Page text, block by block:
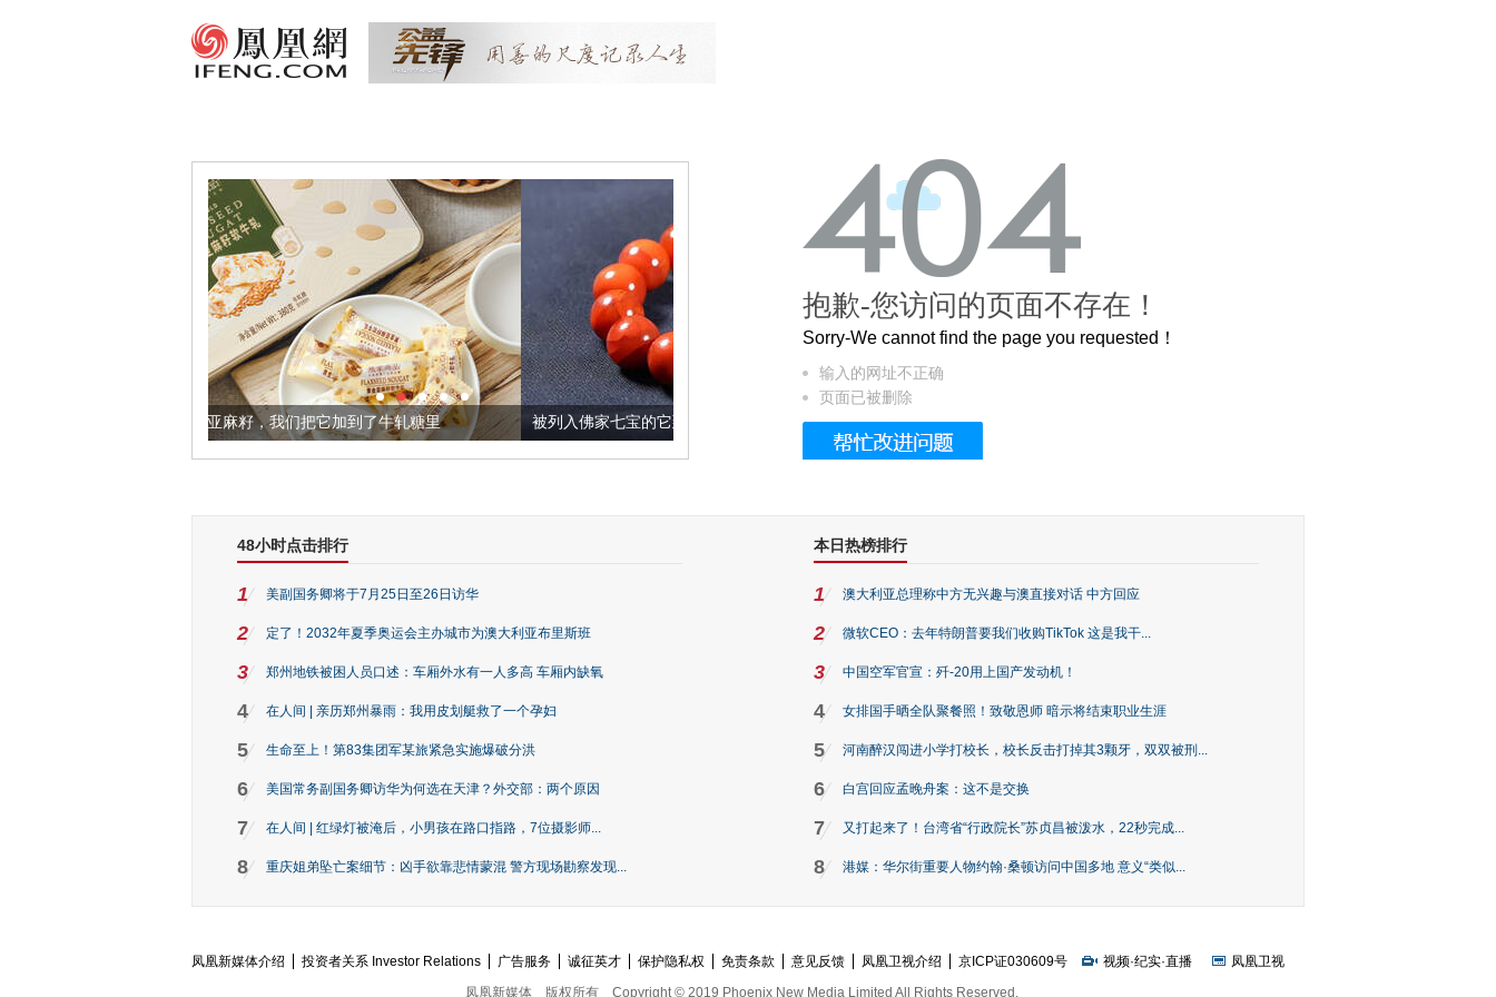
更健康的黄金亚麻籽，我们把它加到了牛轧糖里 被列入佛家七宝的它到底有多美？ 这个3.2米的长卷，还原了600岁的紫禁城
抱歉-您访问的页面不存在！
Sorry-We cannot find the page you requested！
输入的网址不正确
页面已被删除
48小时点击排行
1 美副国务卿将于7月25日至26日访华
2 定了！2032年夏季奥运会主办城市为澳大利亚布里斯班
3 郑州地铁被困人员口述：车厢外水有一人多高 车厢内缺氧
4 在人间 | 亲历郑州暴雨：我用皮划艇救了一个孕妇
5 生命至上！第83集团军某旅紧急实施爆破分洪
6 美国常务副国务卿访华为何选在天津？外交部：两个原因
7 在人间 | 红绿灯被淹后，小男孩在路口指路，7位摄影师...
8 重庆姐弟坠亡案细节：凶手欲靠悲情蒙混 警方现场勘察发现...
本日热榜排行
1 澳大利亚总理称中方无兴趣与澳直接对话 中方回应
2 微软CEO：去年特朗普要我们收购TikTok 这是我干...
3 中国空军官宣：歼-20用上国产发动机！
4 女排国手晒全队聚餐照！致敬恩师 暗示将结束职业生涯
5 河南醉汉闯进小学打校长，校长反击打掉其3颗牙，双双被刑...
6 白宫回应孟晚舟案：这不是交换
7 又打起来了！台湾省“行政院长”苏贞昌被泼水，22秒完成...
8 港媒：华尔街重要人物约翰·桑顿访问中国多地 意义“类似...
凤凰新媒体介绍 投资者关系 Investor Relations 广告服务 诚征英才 保护隐私权 免责条款 意见反馈 凤凰卫视介绍 京ICP证030609号 视频·纪实·直播
凤凰卫视
凤凰新媒体
版权所有 Copyright © 2019 Phoenix New Media Limited All Rights Reserved.